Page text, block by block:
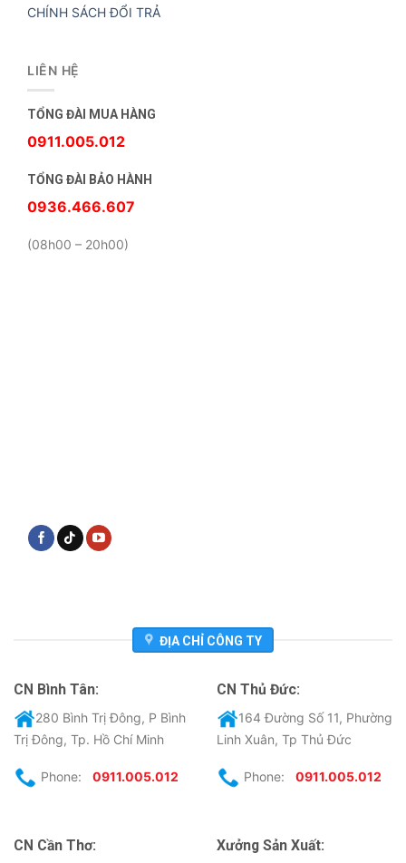
CHÍNH SÁCH ĐỔI TRẢ
LIÊN HỆ
TỔNG ĐÀI MUA HÀNG
0911.005.012
TỔNG ĐÀI BẢO HÀNH
0936.466.607
(08h00 – 20h00)
ĐỊA CHỈ CÔNG TY
CN Bình Tân:
280 Bình Trị Đông, P Bình
Trị Đông, Tp. Hồ Chí Minh
Phone: 0911.005.012
CN Thủ Đức:
164 Đường Số 11, Phường
Linh Xuân, Tp Thủ Đức
Phone: 0911.005.012
CN Cần Thơ: Xưởng Sản Xuất: